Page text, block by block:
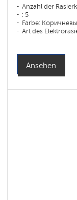
Anzahl der
: 5
Farbe:
Art des
Akku-Ladezeit: 1,5
Ansehen